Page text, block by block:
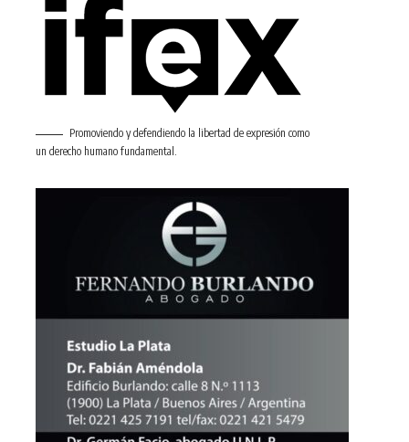
Promoviendo y defendiendo la libertad de expresión como
un derecho humano fundamental.